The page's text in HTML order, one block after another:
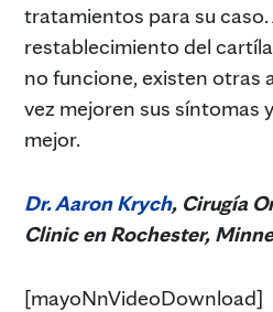
tratamientos para su caso.
restablecimiento del
no funcione, existen otras
vez mejoren sus síntomas
mejor.
Dr. Aaron Krych, Cirugía
Clinic en Rochester,
[mayoNnVideoDownload]